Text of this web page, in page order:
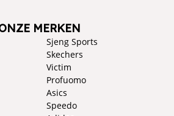
MERKEN
Sjeng Sports
Skechers
Victim
Profuomo
Asics
Speedo